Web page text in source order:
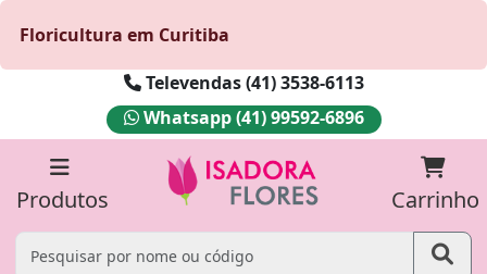
Floricultura em Curitiba
Televendas (41) 3538-6113
Whatsapp (41) 99592-6896
Produtos Carrinho